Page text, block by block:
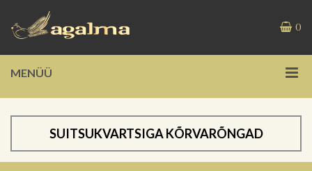
0
MENÜÜ
SUITSUKVARTSIGA KÕRVARÕNGAD